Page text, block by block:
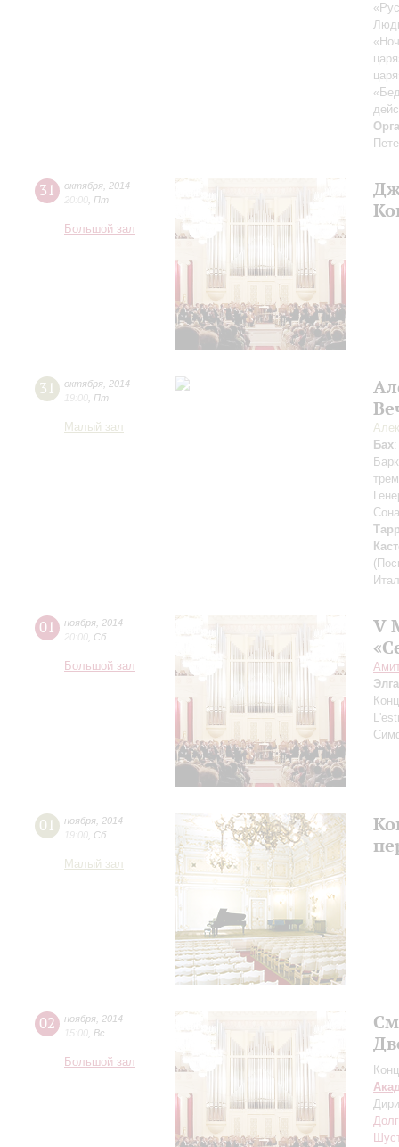
31 октября 2014
20:00 Пт
Большой зал
31 октября 2014
19:00 Пт
Малый зал
Бах
01 ноября 2014
20:00 Сб
Большой зал
V
01 ноября 2014
19:00 Сб
Малый зал
02 ноября 2014
15:00 Вс
Большой зал